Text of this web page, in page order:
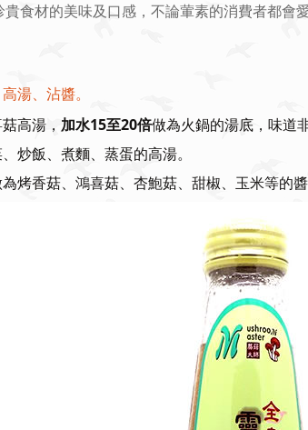
貴食材的美味及口感，不論葷素的消費者都會愛
湯、沾醬。
高湯， 加水15至20倍做為火鍋的湯底，味道
炒飯、煮麵、蒸蛋的高湯。
烤香菇、鴻喜菇、杏鮑菇、甜椒、玉米等的